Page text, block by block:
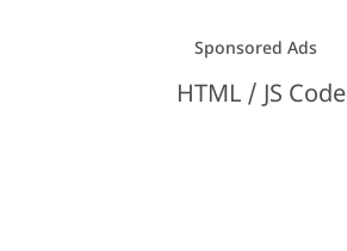
Sponsored Ads
HTML / JS Code